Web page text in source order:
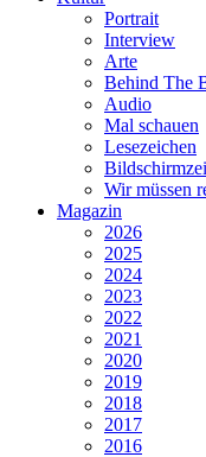
Portrait
Interview
Arte
Behind The
Audio
Mal schauen
Lesezeichen
Wir müssen
Magazin
2026
2025
2024
2023
2022
2021
2020
2019
2018
2017
2016